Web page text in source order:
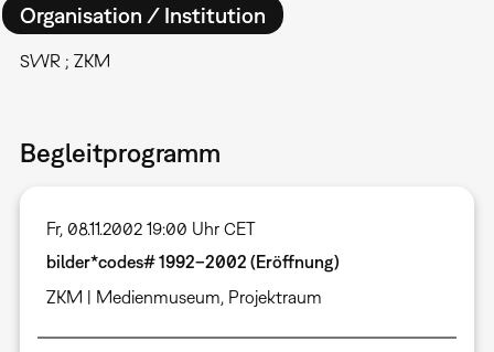
Organisation / Institution
SWR ; ZKM
Begleitprogramm
Fr, 08.11.2002 19:00 Uhr CET
bilder*codes# 1992–2002 (Eröffnung)
ZKM | Medienmuseum, Projektraum